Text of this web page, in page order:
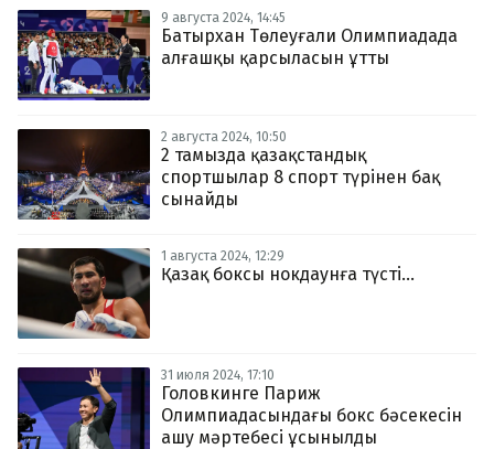
zhasalash100@gmail.com
9 августа 2024, 14:45
Батырхан Төлеуғали Олимпиадада
алғашқы қарсыласын ұтты
2 августа 2024, 10:50
2 тамызда қазақстандық
спортшылар 8 спорт түрінен бақ
сынайды
1 августа 2024, 12:29
Қазақ боксы нокдаунға түсті...
31 июля 2024, 17:10
Головкинге Париж
Олимпиадасындағы бокс бәсекесін
ашу мәртебесі ұсынылды